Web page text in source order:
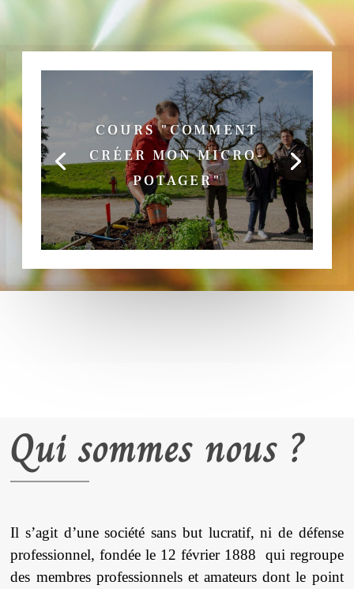
COURS DE TAILLE
Qui sommes nous ?
Il s’agit d’une société sans but lucratif, ni de défense
professionnel, fondée le 12 février 1888 qui regroupe
des membres professionnels et amateurs dont le point